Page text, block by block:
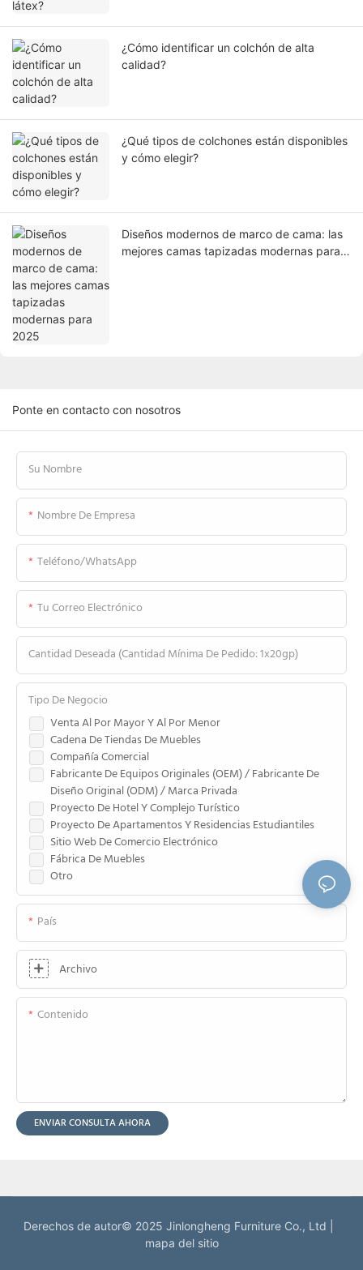
¿Cómo identificar un colchón de alta
calidad?
¿Qué tipos de colchones están disponibles
y cómo elegir?
Diseños modernos de marco de cama: las
mejores camas tapizadas modernas para
Ponte en contacto con nosotros
Su Nombre
Nombre De Empresa
Teléfono/WhatsApp
Tu Correo Electrónico
Cantidad Deseada (cantidad Mínima De Pedido: 1x20gp)
Venta Al Por Mayor Y Al Por Menor
Cadena De Tiendas De Muebles
Compañía Comercial
Fabricante De Equipos Originales (OEM) / Fabricante De
Diseño Original (ODM) / Marca Privada
Proyecto De Hotel Y Complejo Turístico
Proyecto De Apartamentos Y Residencias Estudiantiles
Sitio Web De Comercio Electrónico
Fábrica De Muebles
Otro
Tipo De Negocio
País
Archivo
Contenido
ENVIAR CONSULTA AHORA
Derechos de autor© 2025 Jinlongheng Furniture Co., Ltd |
mapa del sitio